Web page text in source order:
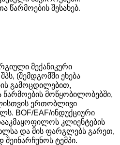
წარმოების შესახებ.
მექანიკური
(შემდგომში ეხება
გამოცდილებით,
მოწყობილობებში,
ერთობლივი
BOF/EAF/ინდუქციური
კლიენტების
და მის ფარგლებს გარეთ,
ტემპი.